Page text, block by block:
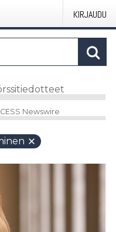
KIRJAUDU
Newswire